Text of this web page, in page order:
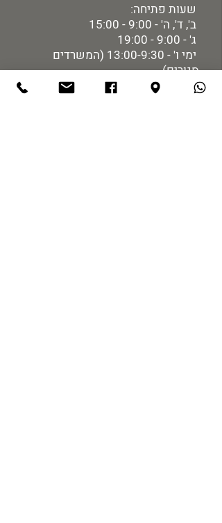
שעות פתיחה:
ב', ד', ה' - 9:00 - 15:00
ג' - 9:00 - 19:00
ימי ו' - 13:00-9:30 (המשרדים
סגורים)